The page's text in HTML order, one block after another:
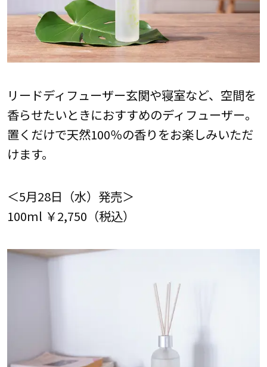
リードディフューザー玄関や寝室など、空間を
香らせたいときにおすすめのディフューザー。
置くだけで天然100％の香りをお楽しみいただ
けます。
＜5月28日（水）発売＞
100ml ￥2,750（税込）